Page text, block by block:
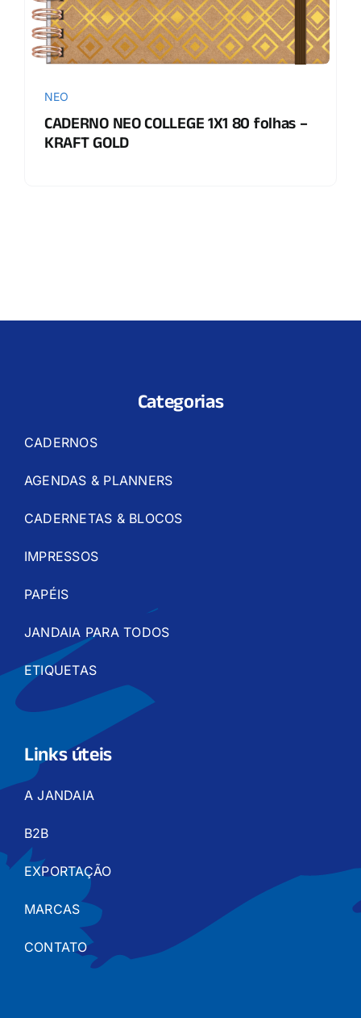
NEO
CADERNO NEO COLLEGE 1X1 80 folhas –
KRAFT GOLD
Categorias
CADERNOS
AGENDAS & PLANNERS
CADERNETAS & BLOCOS
IMPRESSOS
PAPÉIS
JANDAIA PARA TODOS
ETIQUETAS
Links úteis
A JANDAIA
B2B
EXPORTAÇÃO
MARCAS
CONTATO